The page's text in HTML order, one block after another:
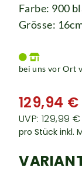
Farbe: 900
Grösse:
bei uns vor Ort
129,94 €
UVP: 129,99 €
pro Stück inkl.